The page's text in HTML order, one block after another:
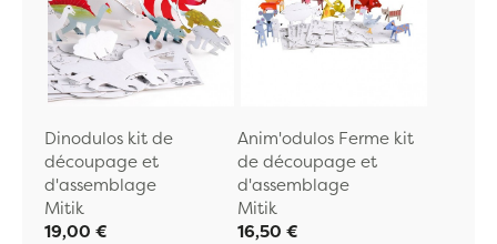
Dinodulos kit de
découpage et
d'assemblage
Mitik
19,00 €
Anim'odulos Ferme kit
de découpage et
d'assemblage
Mitik
16,50 €